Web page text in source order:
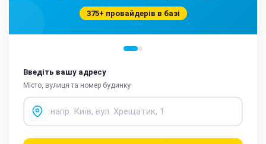
375+ провайдерів в базі
Введіть вашу адресу
Місто, вулиця та номер будинку